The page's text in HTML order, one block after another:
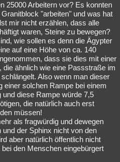
25000 Arbeitern vor? Es konnten
"arbeiten" und was hat
mir nicht erzählen, dass alle
waren, Steine zu bewegen?
wie sollen es denn die Ägypter
auf eine Höhe von ca. 140
dass sie dies mit einer
die ähnlich wie eine Passstraße im
Also wenn man dieser
einer solchen Rampe bei einem
und diese Rampe würde 7,5
die natürlich auch erst
müssen!
als fragwürdig und dewegen
der Sphinx nicht von den
aber natürlich öffentlich nicht
den Menschen eingebürgert